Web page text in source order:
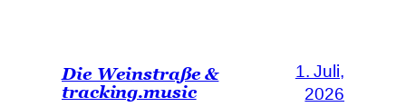
Die Weinstraße &
tracking.music
1. Juli,
2026